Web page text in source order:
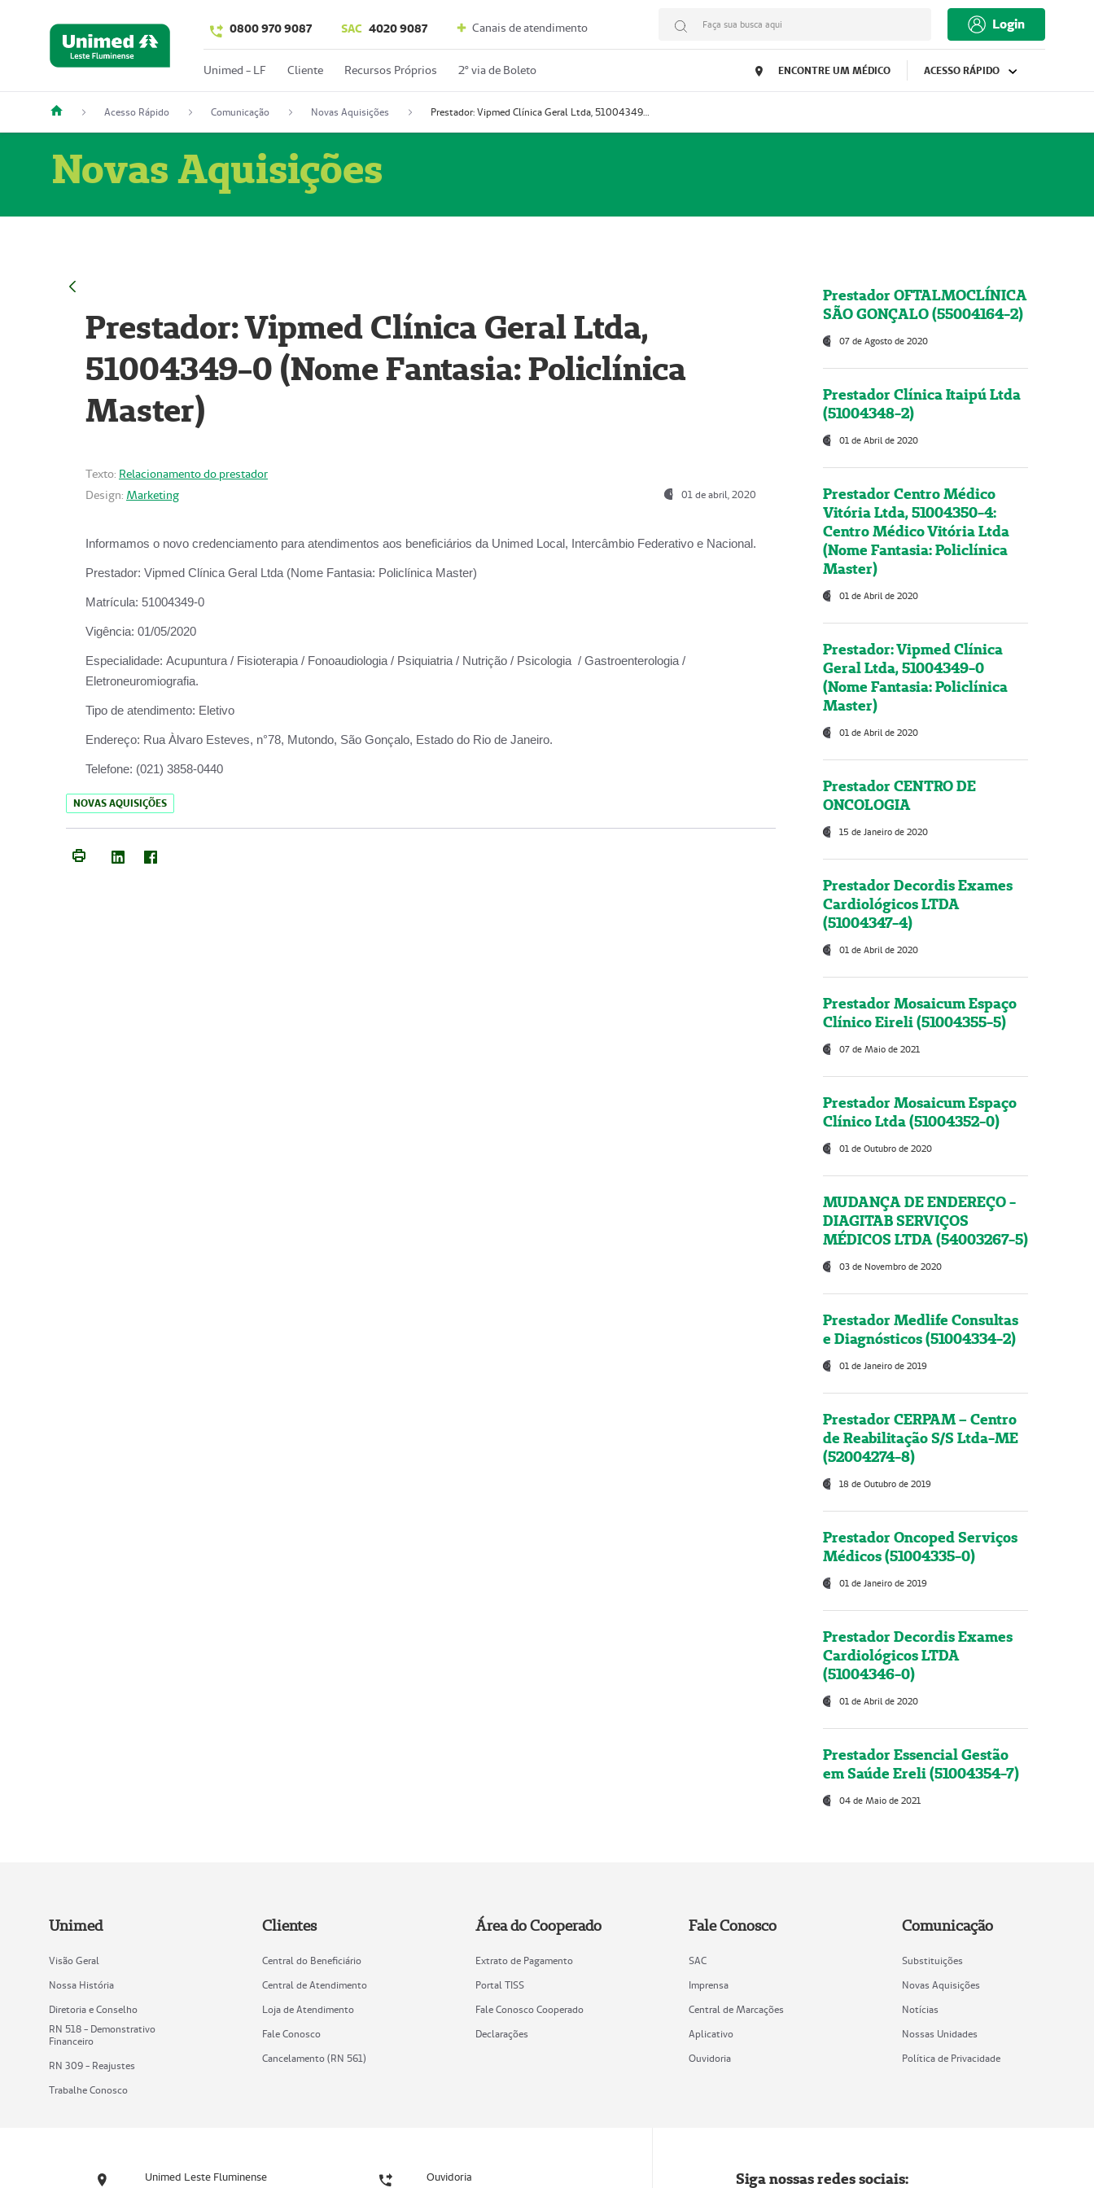
0800 970 9087 SAC 4020 9087 Canais de atendimento Faça sua busca aqui Login
Unimed - LF Cliente Recursos Próprios 2º via de Boleto ENCONTRE UM MÉDICO ACESSO RÁPIDO
Acesso Rápido Comunicação Novas Aquisições Prestador: Vipmed Clínica Geral Ltda, 51004349-0 (Nome Fantasia: Policlínica Master)
Novas Aquisições
Prestador: Vipmed Clínica Geral Ltda,
51004349-0 (Nome Fantasia: Policlínica
Master)
Texto: Relacionamento do prestador
Design: Marketing 01 de abril, 2020
Informamos o novo credenciamento para atendimentos aos beneficiários da Unimed Local, Intercâmbio Federativo e Nacional.
Prestador: Vipmed Clínica Geral Ltda (Nome Fantasia: Policlínica Master)
Matrícula: 51004349-0
Vigência: 01/05/2020
Especialidade: Acupuntura / Fisioterapia / Fonoaudiologia / Psiquiatria / Nutrição / Psicologia / Gastroenterologia /
Eletroneuromiografia.
Tipo de atendimento: Eletivo
Endereço: Rua Àlvaro Esteves, n°78, Mutondo, São Gonçalo, Estado do Rio de Janeiro.
Telefone: (021) 3858-0440
NOVAS AQUISIÇÕES
Prestador OFTALMOCLÍNICA
SÃO GONÇALO (55004164-2)
07 de Agosto de 2020
Prestador Clínica Itaipú Ltda
(51004348-2)
01 de Abril de 2020
Prestador Centro Médico
Vitória Ltda, 51004350-4:
Centro Médico Vitória Ltda
(Nome Fantasia: Policlínica
Master)
01 de Abril de 2020
Prestador: Vipmed Clínica
Geral Ltda, 51004349-0
(Nome Fantasia: Policlínica
Master)
01 de Abril de 2020
Prestador CENTRO DE
ONCOLOGIA
15 de Janeiro de 2020
Prestador Decordis Exames
Cardiológicos LTDA
(51004347-4)
01 de Abril de 2020
Prestador Mosaicum Espaço
Clínico Eireli (51004355-5)
07 de Maio de 2021
Prestador Mosaicum Espaço
Clínico Ltda (51004352-0)
01 de Outubro de 2020
MUDANÇA DE ENDEREÇO -
DIAGITAB SERVIÇOS
MÉDICOS LTDA (54003267-5)
03 de Novembro de 2020
Prestador Medlife Consultas
e Diagnósticos (51004334-2)
01 de Janeiro de 2019
Prestador CERPAM – Centro
de Reabilitação S/S Ltda-ME
(52004274-8)
18 de Outubro de 2019
Prestador Oncoped Serviços
Médicos (51004335-0)
01 de Janeiro de 2019
Prestador Decordis Exames
Cardiológicos LTDA
(51004346-0)
01 de Abril de 2020
Prestador Essencial Gestão
em Saúde Ereli (51004354-7)
04 de Maio de 2021
Unimed
Visão Geral
Nossa História
Diretoria e Conselho
RN 518 - Demonstrativo
Financeiro
RN 309 - Reajustes
Trabalhe Conosco
Clientes
Central do Beneficiário
Central de Atendimento
Loja de Atendimento
Fale Conosco
Cancelamento (RN 561)
Área do Cooperado
Extrato de Pagamento
Portal TISS
Fale Conosco Cooperado
Declarações
Fale Conosco
SAC
Imprensa
Central de Marcações
Aplicativo
Ouvidoria
Comunicação
Substituições
Novas Aquisições
Notícias
Nossas Unidades
Política de Privacidade
Unimed Leste Fluminense Ouvidoria Siga nossas redes sociais: